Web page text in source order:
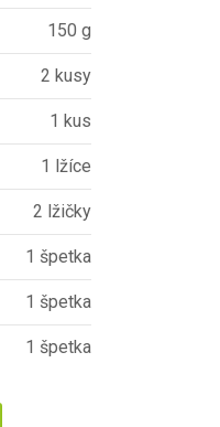
150 g
2 kusy
1 kus
1 lžíce
2 lžičky
1 špetka
1 špetka
1 špetka